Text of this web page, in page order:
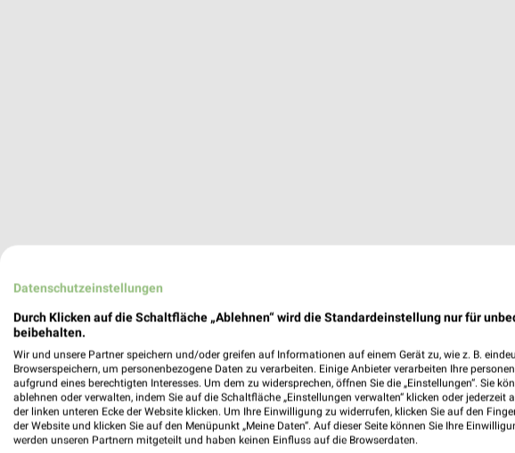
Aktuell keine Prospekte
ZUR HÄNDLER-WEBSEITE
WEITERE MÖBEL & WOHNEN
Datenschutzeinstellungen
Durch Klicken auf die Schaltfläche „Ablehnen“ wird die Standardeinstellung nur für
beibehalten.
Wir und unsere Partner speichern und/oder greifen auf Informationen auf einem Gerät zu, wie z. B.
Browserspeichern, um personenbezogene Daten zu verarbeiten. Einige Anbieter verarbeiten Ihre
aufgrund eines berechtigten Interesses. Um dem zu widersprechen, öffnen Sie die „Einstellungen“. Sie
ablehnen oder verwalten, indem Sie auf die Schaltfläche „Einstellungen verwalten“ klicken oder jederzeit
der linken unteren Ecke der Website klicken. Um Ihre Einwilligung zu widerrufen, klicken Sie auf den
der Website und klicken Sie auf den Menüpunkt „Meine Daten“. Auf dieser Seite können Sie Ihre
werden unseren Partnern mitgeteilt und haben keinen Einfluss auf die Browserdaten.